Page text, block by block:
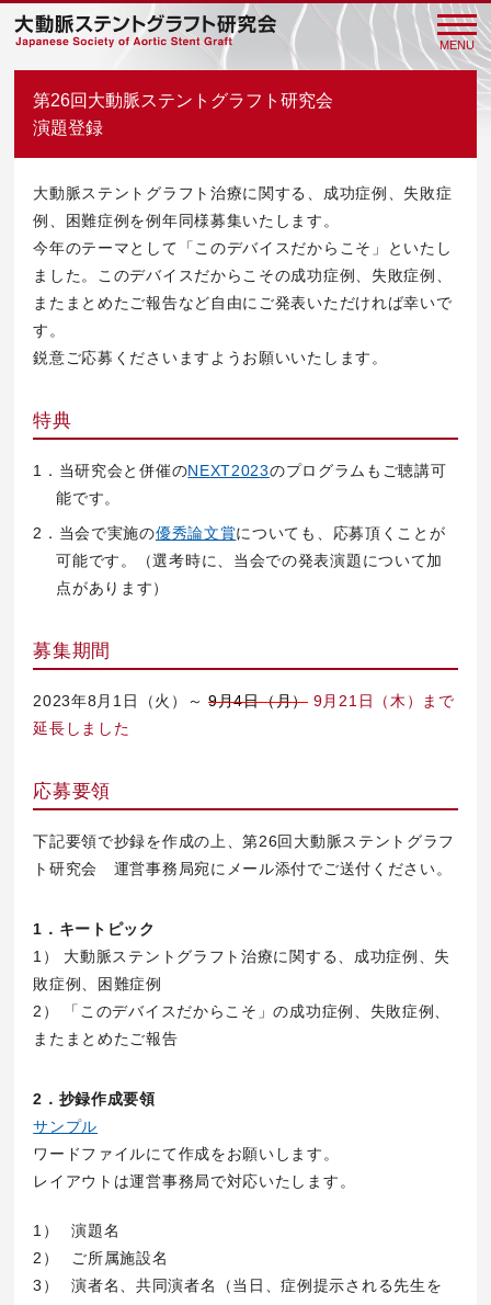
第26回大動脈ステントグラフト研究会
演題登録
大動脈ステントグラフト治療に関する、成功症例、失敗症
例、困難症例を例年同様募集いたします。
今年のテーマとして「このデバイスだからこそ」といたし
ました。このデバイスだからこその成功症例、失敗症例、
またまとめたご報告など自由にご発表いただければ幸いで
す。
鋭意ご応募くださいますようお願いいたします。
特典
1．当研究会と併催のNEXT2023のプログラムもご聴講可
能です。
2．当会で実施の優秀論文賞についても、応募頂くことが
可能です。（選考時に、当会での発表演題について加
点があります）
募集期間
2023年8月1日（火）～9月4日（月） 9月21日（木）まで
延長しました
応募要領
下記要領で抄録を作成の上、第26回大動脈ステントグラフ
ト研究会 運営事務局宛にメール添付でご送付ください。
1．キートピック
1） 大動脈ステントグラフト治療に関する、成功症例、失
敗症例、困難症例
2） 「このデバイスだからこそ」の成功症例、失敗症例、
またまとめたご報告
2．抄録作成要領
サンプル
ワードファイルにて作成をお願いします。
レイアウトは運営事務局で対応いたします。
1）
演題名
2）
ご所属施設名
3）
演者名、共同演者名（当日、症例提示される先生を